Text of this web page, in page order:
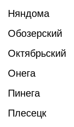
Няндома
Обозерский
Октябрьский
Онега
Пинега
Плесецк